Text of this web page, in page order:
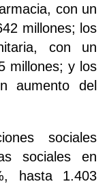
con un
millones; los
con un
millones; y los
aumento del
sociales
sociales en
hasta 1.403